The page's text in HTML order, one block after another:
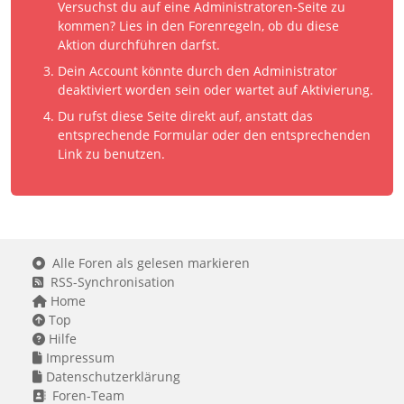
Versuchst du auf eine Administratoren-Seite zu
kommen? Lies in den Forenregeln, ob du diese
Aktion durchführen darfst.
Dein Account könnte durch den Administrator
deaktiviert worden sein oder wartet auf Aktivierung.
Du rufst diese Seite direkt auf, anstatt das
entsprechende Formular oder den entsprechenden
Link zu benutzen.
Alle Foren als gelesen markieren
RSS-Synchronisation
Home
Top
Hilfe
Impressum
Datenschutzerklärung
Foren-Team